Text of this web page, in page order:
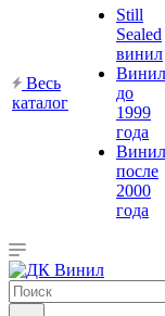
Весь
каталог
Still
Sealed
винил
Винил
до
1999
года
Винил
после
2000
года